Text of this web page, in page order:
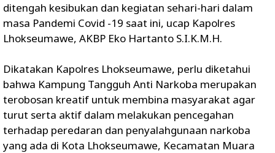
ditengah kesibukan dan kegiatan sehari-hari dalam
masa Pandemi Covid -19 saat ini, ucap Kapolres
Lhokseumawe, AKBP Eko Hartanto S.I.K.M.H.
Dikatakan Kapolres Lhokseumawe, perlu diketahui
bahwa Kampung Tangguh Anti Narkoba merupakan
terobosan kreatif untuk membina masyarakat agar
turut serta aktif dalam melakukan pencegahan
terhadap peredaran dan penyalahgunaan narkoba
yang ada di Kota Lhokseumawe, Kecamatan Muara